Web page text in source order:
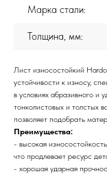
Марка стали:
Толщина, мм:
Лист износостойкий
устойчивости к износу,
в условиях абразивного и
тонколистовых и толстых
позволяет подобрать
Преимущества:
- высокая
что продлевает ресурс
- хорошая ударная